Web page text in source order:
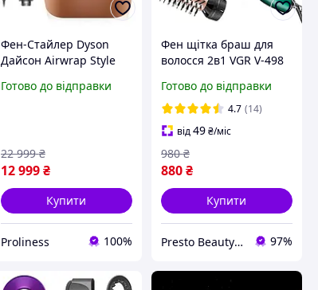
Фен-Стайлер Dyson
Дайсон Airwrap Style
Готово до відправки
12 999 ₴
22 999 ₴
Купити
Proliness 100%
Фен щітка браш для
волосся 2в1 VGR V-498
для укладання
накрутки професійна
гребінець bas
Готово до відправки
4.7 (14)
від49₴/міс
880₴
980 ₴
Купити
Presto Beauty Shop 97%